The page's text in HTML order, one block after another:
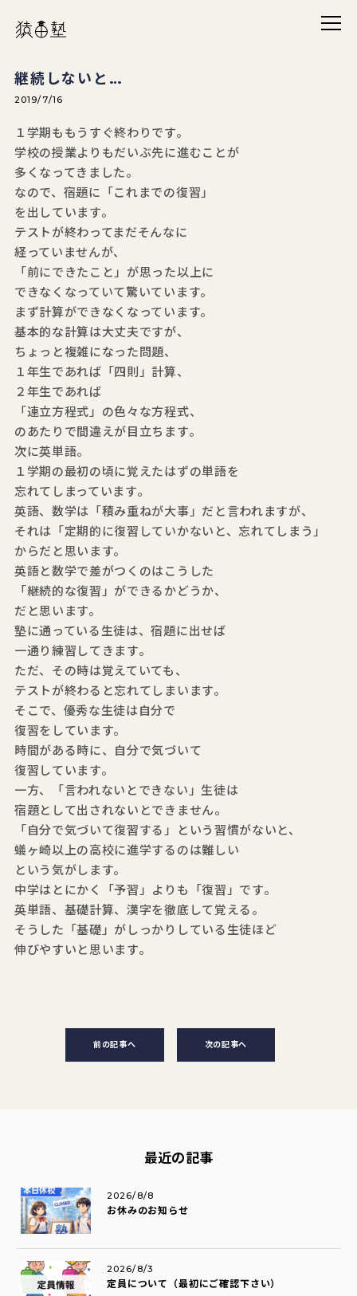
メニ
猿田塾
継続しないと…
2019/7/16
１学期ももうすぐ終わりです。
学校の授業よりもだいぶ先に進むことが
多くなってきました。
なので、宿題に「これまでの復習」
を出しています。
テストが終わってまだそんなに
経っていませんが、
「前にできたこと」が思った以上に
できなくなっていて驚いています。
まず計算ができなくなっています。
基本的な計算は大丈夫ですが、
ちょっと複雑になった問題、
１年生であれば「四則」計算、
２年生であれば
「連立方程式」の色々な方程式、
のあたりで間違えが目立ちます。
次に英単語。
１学期の最初の頃に覚えたはずの単語を
忘れてしまっています。
英語、数学は「積み重ねが大事」だと言われますが、
それは「定期的に復習していかないと、忘れてしまう」
からだと思います。
英語と数学で差がつくのはこうした
「継続的な復習」ができるかどうか、
だと思います。
塾に通っている生徒は、宿題に出せば
一通り練習してきます。
ただ、その時は覚えていても、
テストが終わると忘れてしまいます。
そこで、優秀な生徒は自分で
復習をしています。
時間がある時に、自分で気づいて
復習しています。
一方、「言われないとできない」生徒は
宿題として出されないとできません。
「自分で気づいて復習する」という習慣がないと、
蟻ヶ崎以上の高校に進学するのは難しい
という気がします。
中学はとにかく「予習」よりも「復習」です。
英単語、基礎計算、漢字を徹底して覚える。
そうした「基礎」がしっかりしている生徒ほど
伸びやすいと思います。
前の記事へ 次の記事へ
最近の記事
お休みのお知らせ
2026/8/8
定員について（最初にご確認下さい）
2026/8/3